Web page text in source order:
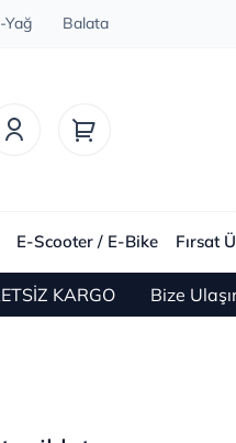
Yağ Balata
E-Scooter / E-Bike Fırsat
Bize Ulaşın